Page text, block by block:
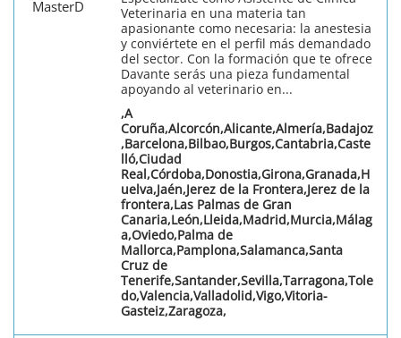
Veterinaria en una materia tan
apasionante como necesaria: la anestesia
y conviértete en el perfil más demandado
del sector. Con la formación que te ofrece
Davante serás una pieza fundamental
apoyando al veterinario en...
,A
Coruña,Alcorcón,Alicante,Almería,Badajoz
,Barcelona,Bilbao,Burgos,Cantabria,Caste
lló,Ciudad
Real,Córdoba,Donostia,Girona,Granada,H
uelva,Jaén,Jerez de la Frontera,Jerez de la
frontera,Las Palmas de Gran
Canaria,León,Lleida,Madrid,Murcia,Málag
a,Oviedo,Palma de
Mallorca,Pamplona,Salamanca,Santa
Cruz de
Tenerife,Santander,Sevilla,Tarragona,Tole
do,Valencia,Valladolid,Vigo,Vitoria-
Gasteiz,Zaragoza,